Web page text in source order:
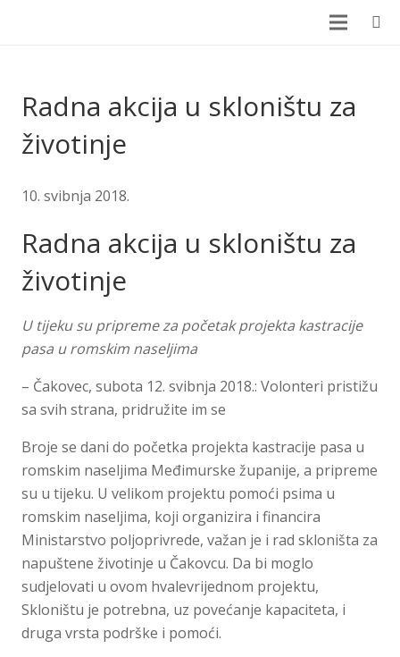
Radna akcija u skloništu za
životinje
10. svibnja 2018.
Radna akcija u skloništu za
životinje
U tijeku su pripreme za početak projekta kastracije
pasa u romskim naseljima
– Čakovec, subota 12. svibnja 2018.: Volonteri pristižu
sa svih strana, pridružite im se
Broje se dani do početka projekta kastracije pasa u
romskim naseljima Međimurske županije, a pripreme
su u tijeku. U velikom projektu pomoći psima u
romskim naseljima, koji organizira i financira
Ministarstvo poljoprivrede, važan je i rad skloništa za
napuštene životinje u Čakovcu. Da bi moglo
sudjelovati u ovom hvalevrijednom projektu,
Skloništu je potrebna, uz povećanje kapaciteta, i
druga vrsta podrške i pomoći.